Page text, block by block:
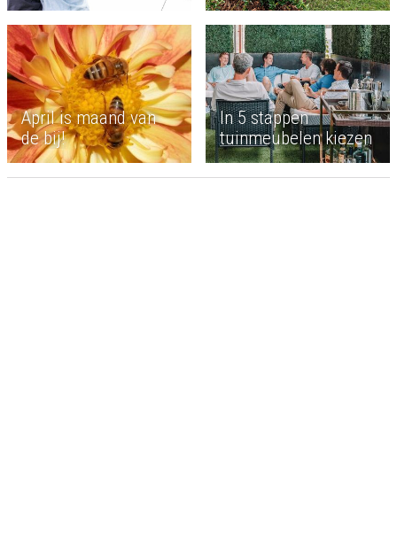
April is maand van
de bij!
In 5 stappen
tuinmeubelen kiezen